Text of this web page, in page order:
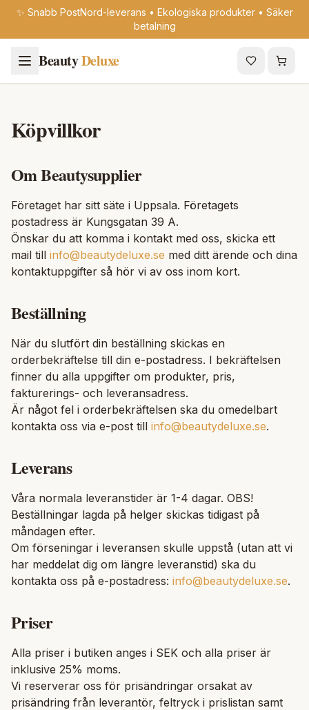
✨ Snabb PostNord-leverans • Ekologiska produkter • Säker
betalning
BeautyDeluxe
Köpvillkor
Om Beautysupplier
Företaget har sitt säte i Uppsala. Företagets
postadress är Kungsgatan 39 A.
Önskar du att komma i kontakt med oss, skicka ett
mail till info@beautydeluxe.se med ditt ärende och dina
kontaktuppgifter så hör vi av oss inom kort.
Beställning
När du slutfört din beställning skickas en
orderbekräftelse till din e-postadress. I bekräftelsen
finner du alla uppgifter om produkter, pris,
fakturerings- och leveransadress.
Är något fel i orderbekräftelsen ska du omedelbart
kontakta oss via e-post till info@beautydeluxe.se.
Leverans
Våra normala leveranstider är 1-4 dagar. OBS!
Beställningar lagda på helger skickas tidigast på
måndagen efter.
Om förseningar i leveransen skulle uppstå (utan att vi
har meddelat dig om längre leveranstid) ska du
kontakta oss på e-postadress: info@beautydeluxe.se.
Priser
Alla priser i butiken anges i SEK och alla priser är
inklusive 25% moms.
Vi reserverar oss för prisändringar orsakat av
prisändring från leverantör, feltryck i prislistan samt